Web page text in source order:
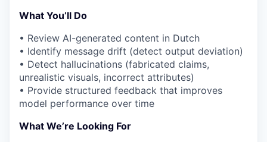
What You’ll Do
• Review AI-generated content in Dutch
• Identify message drift (detect output deviation)
• Detect hallucinations (fabricated claims,
unrealistic visuals, incorrect attributes)
• Provide structured feedback that improves
model performance over time
What We’re Looking For